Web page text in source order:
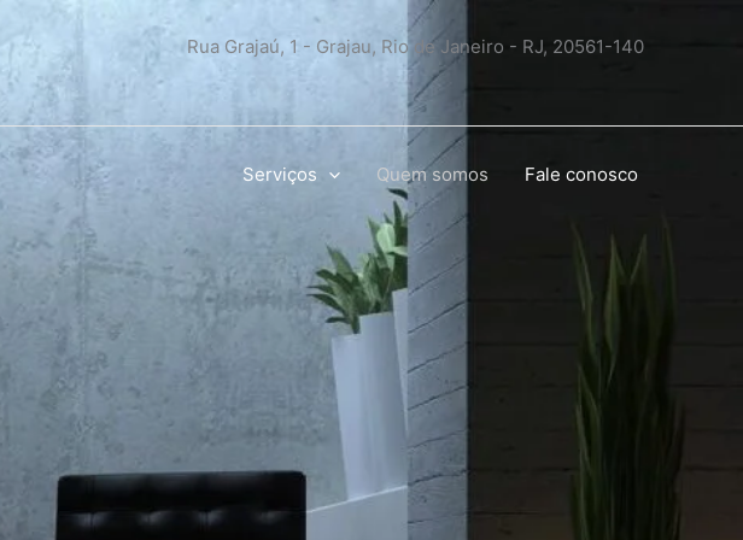
Rua Grajaú, 1 - Grajau, Rio de Janeiro - RJ, 20561-140
Serviços Quem somos Fale conosco